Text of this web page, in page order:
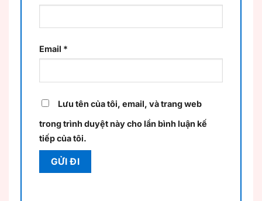
Email *
Lưu tên của tôi, email, và trang web
trong trình duyệt này cho lần bình luận kế
tiếp của tôi.